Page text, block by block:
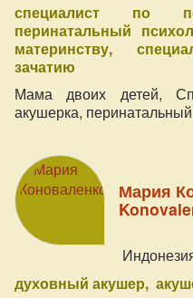
специалист по
перинатальный
материнству
зачатию
Мама двоих детей,
акушерка,
Мария
духовный акушер